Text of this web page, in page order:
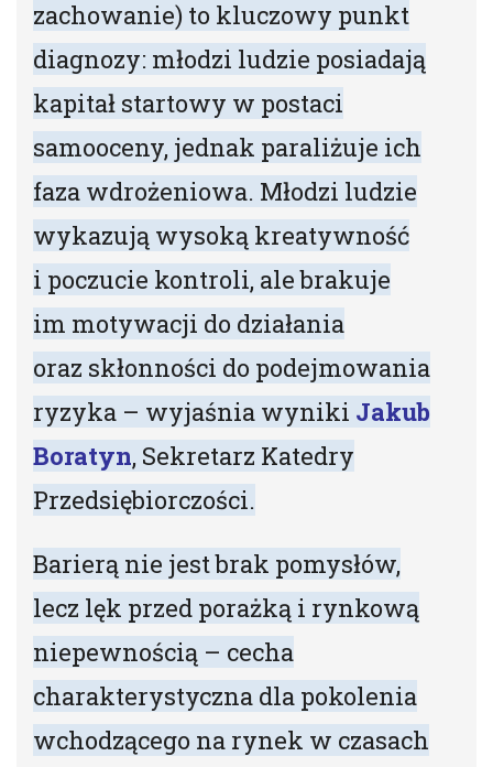
zachowanie) to kluczowy punkt
diagnozy: młodzi ludzie posiadają
kapitał startowy w postaci
samooceny, jednak paraliżuje ich
faza wdrożeniowa. Młodzi ludzie
wykazują wysoką kreatywność
i poczucie kontroli, ale brakuje
im motywacji do działania
oraz skłonności do podejmowania
ryzyka – wyjaśnia wyniki Jakub
Boratyn, Sekretarz Katedry
Przedsiębiorczości.
Barierą nie jest brak pomysłów,
lecz lęk przed porażką i rynkową
niepewnością – cecha
charakterystyczna dla pokolenia
wchodzącego na rynek w czasach